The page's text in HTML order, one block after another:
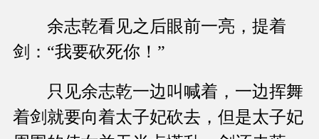
余志乾看见之后眼前一亮，提着
剑：“我要砍死你！”
只见余志乾一边叫喊着，一边挥舞
着剑就要向着太子妃砍去，但是太子妃